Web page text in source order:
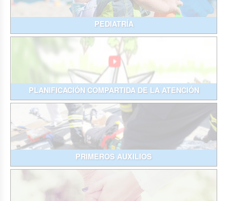
PEDIATRÍA
PLANIFICACIÓN COMPARTIDA DE LA ATENCIÓN
PRIMEROS AUXILIOS